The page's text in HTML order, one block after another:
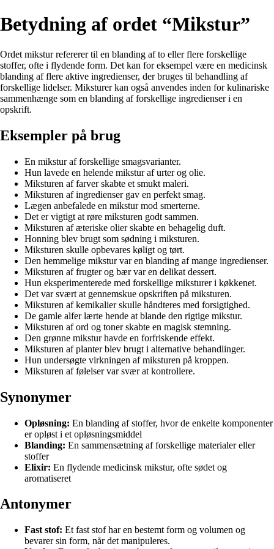
Betydning af ordet “Mikstur”
Ordet mikstur refererer til en blanding af to eller flere forskellige
stoffer, ofte i flydende form. Det kan for eksempel være en medicinsk
blanding af flere aktive ingredienser, der bruges til behandling af
forskellige lidelser. Miksturer kan også anvendes inden for kulinariske
sammenhænge som en blanding af forskellige ingredienser i en
opskrift.
Eksempler på brug
En mikstur af forskellige smagsvarianter.
Hun lavede en helende mikstur af urter og olie.
Miksturen af farver skabte et smukt maleri.
Miksturen af ingredienser gav en perfekt smag.
Lægen anbefalede en mikstur mod smerterne.
Det er vigtigt at røre miksturen godt sammen.
Miksturen af æteriske olier skabte en behagelig duft.
Honning blev brugt som sødning i miksturen.
Miksturen skulle opbevares køligt og tørt.
Den hemmelige mikstur var en blanding af mange ingredienser.
Miksturen af frugter og bær var en delikat dessert.
Hun eksperimenterede med forskellige miksturer i køkkenet.
Det var svært at gennemskue opskriften på miksturen.
Miksturen af kemikalier skulle håndteres med forsigtighed.
De gamle alfer lærte hende at blande den rigtige mikstur.
Miksturen af ord og toner skabte en magisk stemning.
Den grønne mikstur havde en forfriskende effekt.
Miksturen af planter blev brugt i alternative behandlinger.
Hun undersøgte virkningen af miksturen på kroppen.
Miksturen af følelser var svær at kontrollere.
Synonymer
Opløsning: En blanding af stoffer, hvor de enkelte komponenter
er opløst i et opløsningsmiddel
Blanding: En sammensætning af forskellige materialer eller
stoffer
Elixir: En flydende medicinsk mikstur, ofte sødet og
aromatiseret
Antonymer
Fast stof: Et fast stof har en bestemt form og volumen og
bevarer sin form, når det manipuleres.